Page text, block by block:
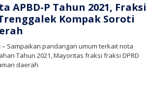
APBD-P Tahun 2021, Fraksi
Kompak Soroti
– Sampaikan pandangan umum terkait nota
Tahun 2021, Mayoritas fraksi fraksi DPRD
daerah